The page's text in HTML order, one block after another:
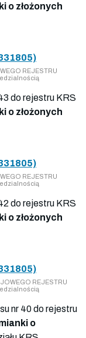
o złożonych
REJESTRU
do rejestru KRS
o złożonych
REJESTRU
do rejestru KRS
o złożonych
REJESTRU
nr 40 do rejestru
o